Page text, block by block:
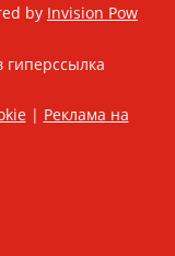
by Invision Pow
| Реклама на